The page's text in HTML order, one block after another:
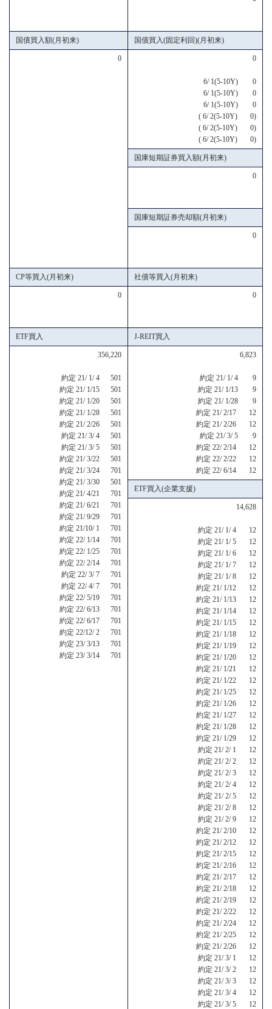
国債買入額(月初来) 国債買入(固定利回)(月初来)
0 0
6/ 1(5-10Y) 0
6/ 1(5-10Y) 0
6/ 1(5-10Y) 0
( 6/ 2(5-10Y) 0)
( 6/ 2(5-10Y) 0)
( 6/ 2(5-10Y) 0)
国庫短期証券買入額(月初来)
0
国庫短期証券売却額(月初来)
0
CP等買入(月初来) 社債等買入(月初来)
0 0
ETF買入 J-REIT買入
356,220
約定 21/ 1/ 4 501
約定 21/ 1/15 501
約定 21/ 1/20 501
約定 21/ 1/28 501
約定 21/ 2/26 501
約定 21/ 3/ 4 501
約定 21/ 3/ 5 501
約定 21/ 3/22 501
約定 21/ 3/24 701
約定 21/ 3/30 501
約定 21/ 4/21 701
約定 21/ 6/21 701
約定 21/ 9/29 701
約定 21/10/ 1 701
約定 22/ 1/14 701
約定 22/ 1/25 701
約定 22/ 2/14 701
約定 22/ 3/ 7 701
約定 22/ 4/ 7 701
約定 22/ 5/19 701
約定 22/ 6/13 701
約定 22/ 6/17 701
約定 22/12/ 2 701
約定 23/ 3/13 701
約定 23/ 3/14 701
6,823
約定 21/ 1/ 4 9
約定 21/ 1/13 9
約定 21/ 1/28 9
約定 21/ 2/17 12
約定 21/ 2/26 12
約定 21/ 3/ 5 9
約定 22/ 2/14 12
約定 22/ 2/22 12
約定 22/ 6/14 12
ETF買入(企業支援)
14,628
約定 21/ 1/ 4 12
約定 21/ 1/ 5 12
約定 21/ 1/ 6 12
約定 21/ 1/ 7 12
約定 21/ 1/ 8 12
約定 21/ 1/12 12
約定 21/ 1/13 12
約定 21/ 1/14 12
約定 21/ 1/15 12
約定 21/ 1/18 12
約定 21/ 1/19 12
約定 21/ 1/20 12
約定 21/ 1/21 12
約定 21/ 1/22 12
約定 21/ 1/25 12
約定 21/ 1/26 12
約定 21/ 1/27 12
約定 21/ 1/28 12
約定 21/ 1/29 12
約定 21/ 2/ 1 12
約定 21/ 2/ 2 12
約定 21/ 2/ 3 12
約定 21/ 2/ 4 12
約定 21/ 2/ 5 12
約定 21/ 2/ 8 12
約定 21/ 2/ 9 12
約定 21/ 2/10 12
約定 21/ 2/12 12
約定 21/ 2/15 12
約定 21/ 2/16 12
約定 21/ 2/17 12
約定 21/ 2/18 12
約定 21/ 2/19 12
約定 21/ 2/22 12
約定 21/ 2/24 12
約定 21/ 2/25 12
約定 21/ 2/26 12
約定 21/ 3/ 1 12
約定 21/ 3/ 2 12
約定 21/ 3/ 3 12
約定 21/ 3/ 4 12
約定 21/ 3/ 5 12